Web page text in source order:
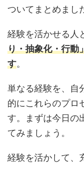
ついてまとめまし
経験を活かせる人
り・抽象化・行動
す。
単なる経験を、自
的にこれらのプロ
す。まずは今日の
てみましょう。
経験を活かして、